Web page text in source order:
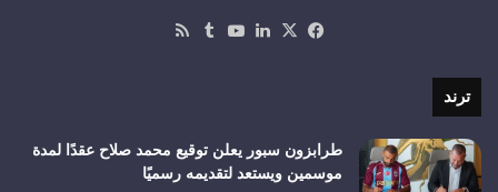
فيسبوك
‫X لينكدإن‫YouTube
ترند
طرابزون سبور يعلن توقيع محمد صلاح عقدًا لمدة
موسمين ويستعد لتقديمه رسميًا